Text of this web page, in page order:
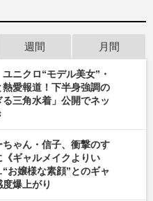
週間 月間
ニクロ“モデル美女”・
熱愛報道！下半身強調の
る三角水着」公開でネッ
ちゃん・信子、衝撃のす
《ギャルメイクよりい
お嬢様な素顔”とのギャ
爆上がり